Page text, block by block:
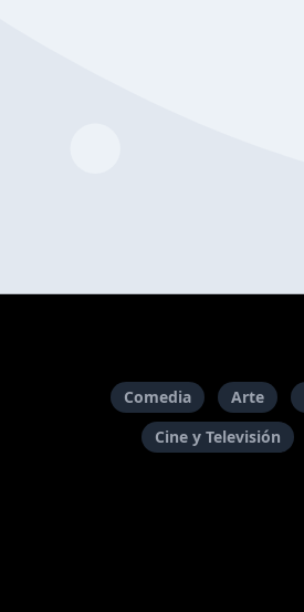
Comedia Arte
Cine y Televisión